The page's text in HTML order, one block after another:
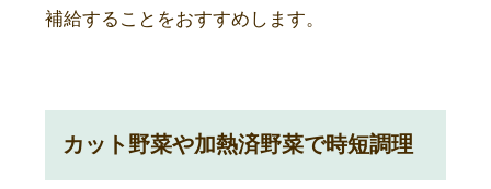
補給することをおすすめします。
カット野菜や加熱済野菜で時短調理